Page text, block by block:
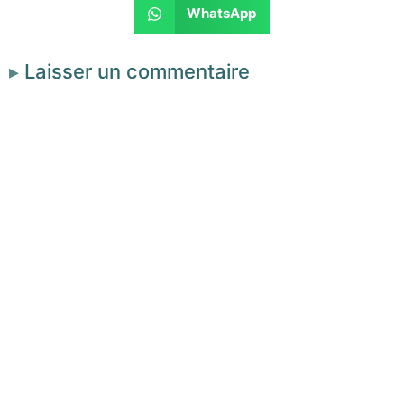
WhatsApp
Laisser un commentaire